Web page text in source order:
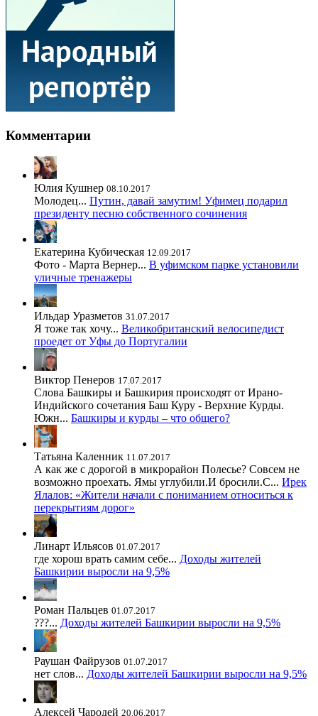
Комментарии
Юлия Кушнер 08.10.2017
Молодец... Путин, давай замутим! Уфимец подарил
президенту песню собственного сочинения
Екатерина Кубическая 12.09.2017
Фото - Марта Вернер... В уфимском парке установили
уличные тренажеры
Ильдар Уразметов 31.07.2017
Я тоже так хочу... Великобританский велосипедист
проедет от Уфы до Португалии
Виктор Пенеров 17.07.2017
Слова Башкиры и Башкирия происходят от Ирано-
Индийского сочетания Баш Куру - Верхние Курды.
Южн... Башкиры и курды – что общего?
Татьяна Каленник 11.07.2017
А как же с дорогой в микрорайон Полесье? Совсем не
возможно проехать. Ямы углубили.И бросили.С... Ирек
Ялалов: «Жители начали с пониманием относиться к
перекрытиям дорог»
Линарт Ильясов 01.07.2017
где хорош врать самим себе... Доходы жителей
Башкирии выросли на 9,5%
Роман Пальцев 01.07.2017
???... Доходы жителей Башкирии выросли на 9,5%
Раушан Файрузов 01.07.2017
нет слов... Доходы жителей Башкирии выросли на 9,5%
Алексей Чародей 20.06.2017